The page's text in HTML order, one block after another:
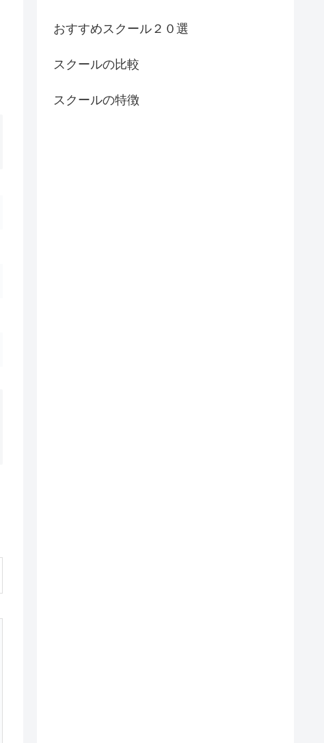
おすすめスクール２０選
スクールの比較
スクールの特徴